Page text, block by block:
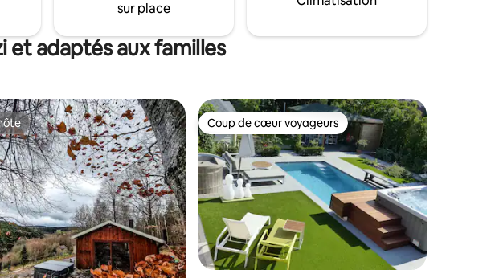
:)
sur place
et adaptés aux familles
la base de 112 commentaires : 4,85 sur 5
Coup de cœur voyageurs
Coup de cœur voyageurs